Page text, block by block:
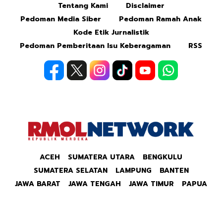
Tentang Kami
Disclaimer
Pedoman Media Siber
Pedoman Ramah Anak
Kode Etik Jurnalistik
Pedoman Pemberitaan Isu Keberagaman
RSS
ACEH SUMATERA UTARA
BENGKULU
SUMATERA SELATAN
LAMPUNG
BANTEN
JAWA BARAT
JAWA TENGAH JAWA TIMUR PAPUA